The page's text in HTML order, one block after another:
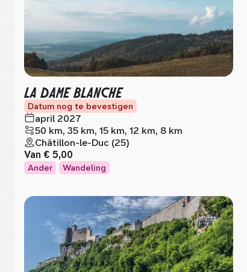
LA DAME BLANCHE
Datum nog te bevestigen
april 2027
50 km, 35 km, 15 km, 12 km, 8 km
Châtillon-le-Duc (25)
Van € 5,00
Ander Wandeling